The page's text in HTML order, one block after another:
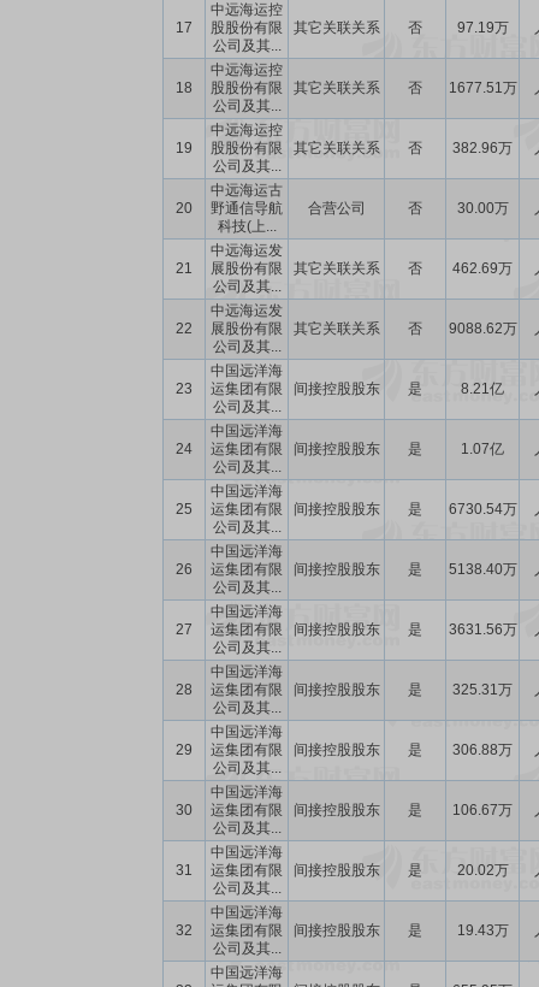
17
中远海运控
股股份有限
公司及其...
其它关联关系 否 97.19万
18
中远海运控
股股份有限
公司及其...
其它关联关系 否 1677.51万
19
中远海运控
股股份有限
公司及其...
其它关联关系 否 382.96万
20
中远海运古
野通信导航
科技(上...
合营公司 否 30.00万
21
中远海运发
展股份有限
公司及其...
其它关联关系 否 462.69万
22
中远海运发
展股份有限
公司及其...
其它关联关系 否 9088.62万
23
中国远洋海
运集团有限
公司及其...
间接控股股东 是 8.21亿
24
中国远洋海
运集团有限
公司及其...
间接控股股东 是 1.07亿
25
中国远洋海
运集团有限
公司及其...
间接控股股东 是 6730.54万
26
中国远洋海
运集团有限
公司及其...
间接控股股东 是 5138.40万
27
中国远洋海
运集团有限
公司及其...
间接控股股东 是 3631.56万
28
中国远洋海
运集团有限
公司及其...
间接控股股东 是 325.31万
29
中国远洋海
运集团有限
公司及其...
间接控股股东 是 306.88万
30
中国远洋海
运集团有限
公司及其...
间接控股股东 是 106.67万
31
中国远洋海
运集团有限
公司及其...
间接控股股东 是 20.02万
32
中国远洋海
运集团有限
公司及其...
间接控股股东 是 19.43万
中国远洋海